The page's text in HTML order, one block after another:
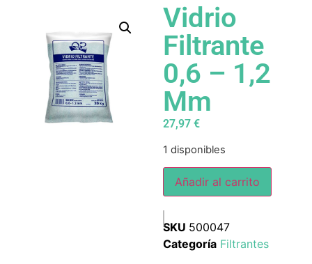
Vidrio
Filtrante
0,6 – 1,2
Mm
27,97 €
1 disponibles
Añadir al carrito
SKU 500047
Categoría Filtrantes